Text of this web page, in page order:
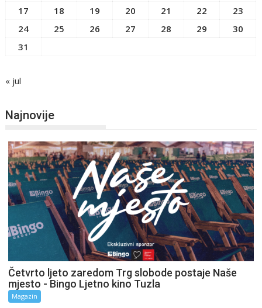
17
18 19 20 21 22
23
24
25 26 27 28 29
30
31
« jul
Najnovije
Četvrto ljeto zaredom Trg slobode postaje Naše
mjesto - Bingo Ljetno kino Tuzla
Magazin